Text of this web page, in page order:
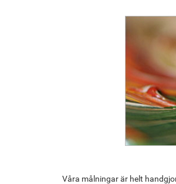
Våra målningar är helt